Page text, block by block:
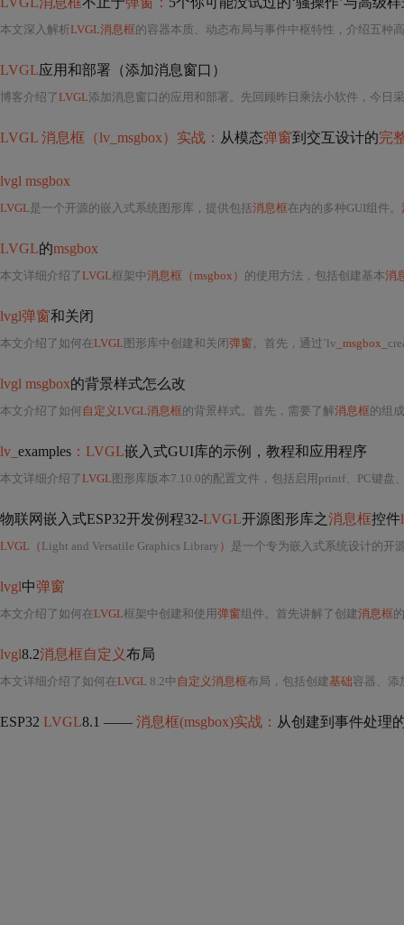
本文深入解析LVGL消息框的容器本质、动态布局与事件中枢特性，介绍五种
LVGL应用和部署（添加消息窗口）
博客介绍了LVGL添加消息窗口的应用和部署。先回顾昨日乘法小软件，今日采用弹出
LVGL 消息框（lv_msgbox）实战： 从模态弹窗到交互设计的完
lvgl msgbox
LVGL是一个开源的嵌入式系统图形库，提供包括消息框在内的多种GUI组件。
LVGL的msgbox
本文详细介绍了LVGL框架中消息框（msgbox） 的使用方法，包括创建基本消
lvgl弹窗和关闭
本文介绍了如何在LVGL 图形库中创建和关闭 弹窗。首先，通过`lv _msgbox_
lvgl msgbox的背景样式怎么改
本文介绍了如何 自定义LVGL消息框的背景样式。首先，需要了解消息框的组
lv_ examples ：LVGL嵌入式GUI库的示例，教程和应用程序
本文详细介绍了LVGL 图形库版本7.10.0的配置文件，包括启用printf、PC键盘、鼠标滚轮等选项，
物联网嵌入式ESP32开发例程32-LVGL开源图形库之消息框控件
LVGL（ Light and Versatile Graphics Library ） 是一个专为嵌入式系统设计的开源、轻量级、高性能图形用户界面库
lvgl中弹窗
本文介绍了如何在LVGL框架中创建和使用弹窗组件。首先讲解了创建消息框
lvgl8.2消息框自定义布局
本文详细介绍了如何在LVGL 8.2中 自定义消息框布局，包括创建基础容器、添
ESP32 LVGL8.1 —— 消息框(msgbox)实战： 从创建到事件处理